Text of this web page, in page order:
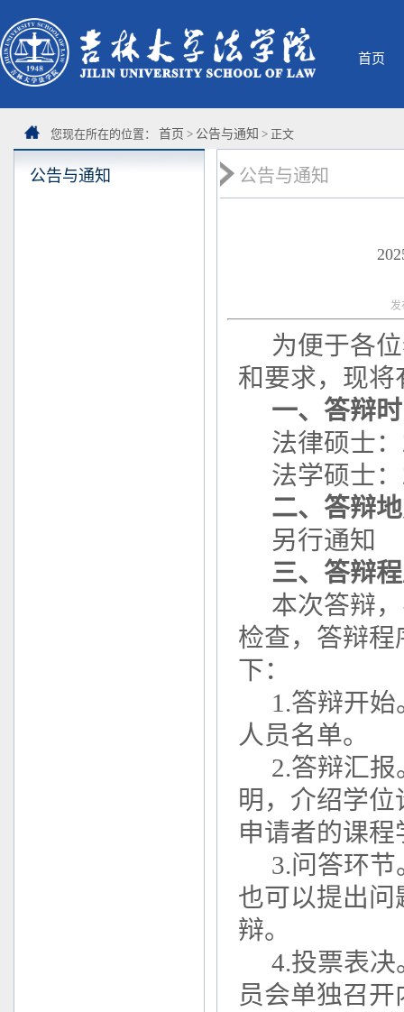
首页
您现在所在的位置： 首页 > 公告与通知 > 正文
公告与通知 公告与通知
为便于各
和要求，现
一、答辩
法律硕士
法学硕士
二、答辩
另行通知
三、答辩
本次答辩
检查，答辩
下：
1.答辩开
人员名单。
2.答辩汇
明，介绍学
申请者的课
3.问答环
也可以提出
辩。
4.投票表
员会单独召